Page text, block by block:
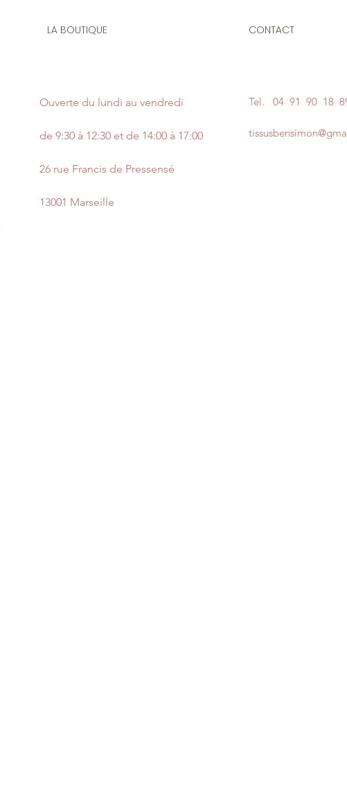
LA BOUTIQUE
Ouverte du lundi au vendredi
de 9:30 à 12:30 et de 14:00 à 17:00
26 rue Francis de Pressensé
13001 Marseille
CONTACT
Tel. 04 91 90 18